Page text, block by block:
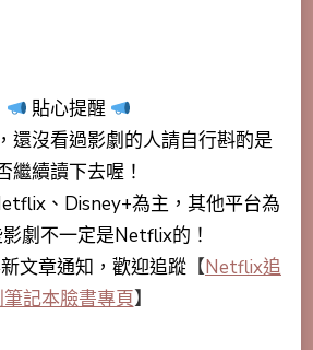
貼心提醒
，還沒看過影劇的人請自行斟酌是
繼續讀下去喔！
、Disney+為主，其他平台為
劇不一定是Netflix的！
文章通知，歡迎追蹤 【Netflix追
筆記本臉書專頁】